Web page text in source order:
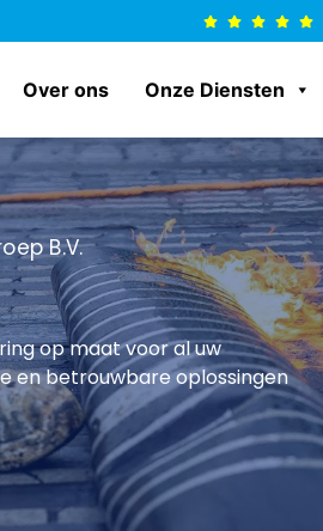
Over ons Onze Diensten
B.V.
op maat voor al uw
en betrouwbare oplossingen